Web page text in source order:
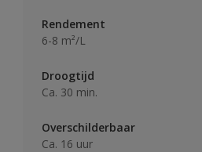
Rendement
6-8 m²/L
Droogtijd
Ca. 30 min.
Overschilderbaar
Ca. 16 uur